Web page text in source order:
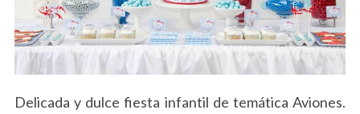
Delicada y dulce fiesta infantil de temática Aviones.